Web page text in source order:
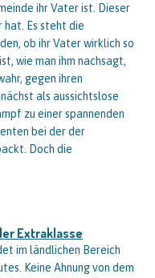
ihr Vater ist. Dieser
hat. Es steht die
ob ihr Vater wirklich so
wie man ihm nachsagt,
gegen ihren
als aussichtslose
zu einer spannenden
bei der der
Doch die
Extraklasse
im ländlichen Bereich
Keine Ahnung von dem